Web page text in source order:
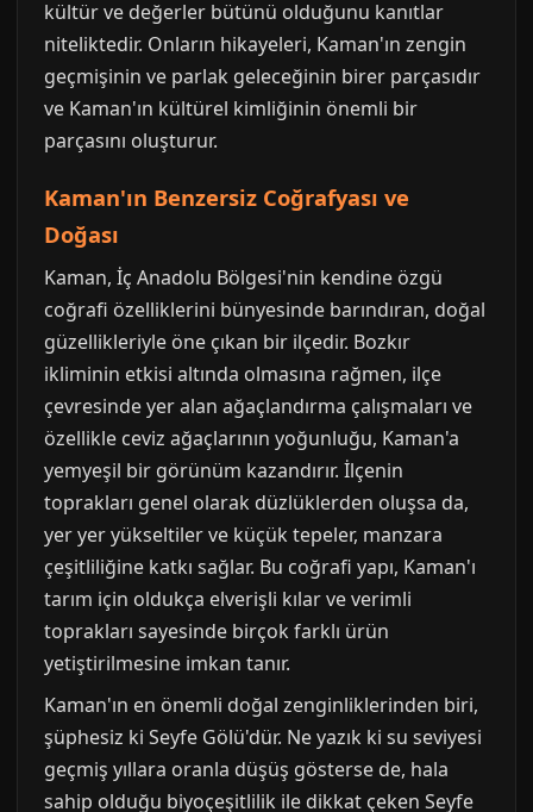
kültür ve değerler bütünü olduğunu kanıtlar
niteliktedir. Onların hikayeleri, Kaman'ın zengin
geçmişinin ve parlak geleceğinin birer parçasıdır
ve Kaman'ın kültürel kimliğinin önemli bir
parçasını oluşturur.
Kaman'ın Benzersiz Coğrafyası ve
Doğası
Kaman, İç Anadolu Bölgesi'nin kendine özgü
coğrafi özelliklerini bünyesinde barındıran, doğal
güzellikleriyle öne çıkan bir ilçedir. Bozkır
ikliminin etkisi altında olmasına rağmen, ilçe
çevresinde yer alan ağaçlandırma çalışmaları ve
özellikle ceviz ağaçlarının yoğunluğu, Kaman'a
yemyeşil bir görünüm kazandırır. İlçenin
toprakları genel olarak düzlüklerden oluşsa da,
yer yer yükseltiler ve küçük tepeler, manzara
çeşitliliğine katkı sağlar. Bu coğrafi yapı, Kaman'ı
tarım için oldukça elverişli kılar ve verimli
toprakları sayesinde birçok farklı ürün
yetiştirilmesine imkan tanır.
Kaman'ın en önemli doğal zenginliklerinden biri,
şüphesiz ki Seyfe Gölü'dür. Ne yazık ki su seviyesi
geçmiş yıllara oranla düşüş gösterse de, hala
sahip olduğu biyoçeşitlilik ile dikkat çeken Seyfe